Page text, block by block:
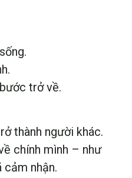
trở về.
thành người khác.
chính mình – như
cảm nhận.